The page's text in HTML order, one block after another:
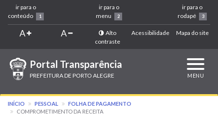
ir para o
conteúdo
1
ir para o
menu
2
ir para o
rodapé
3
A A
Alto
contraste
Acessibilidade Mapa do site
Portal Transparência
PREFEITURA DE PORTO ALEGRE
MENU
INÍCIO PESSOAL
FOLHA DE PAGAMENTO
COMPROMETIMENTO DA RECEITA